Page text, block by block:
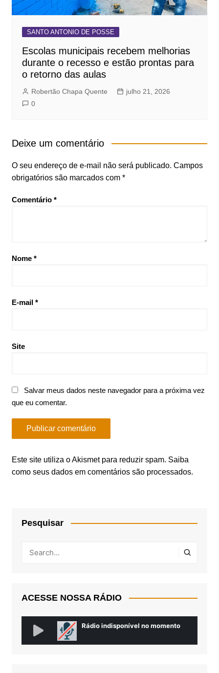
SANTO ANTONIO DE POSSE
Escolas municipais recebem melhorias
durante o recesso e estão prontas para
o retorno das aulas
Robertão Chapa Quente
julho 21, 2026
0
Deixe um comentário
O seu endereço de e-mail não será publicado. Campos
obrigatórios são marcados com *
Comentário *
Nome *
E-mail *
Site
Salvar meus dados neste navegador para a próxima vez
que eu comentar.
Este site utiliza o Akismet para reduzir spam. Saiba
como seus dados em comentários são processados.
Pesquisar
ACESSE NOSSA RÁDIO